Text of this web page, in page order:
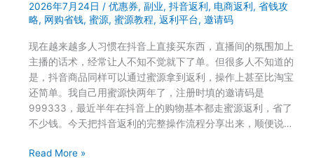
提
现
微
信？
手
把
手
教
2026年7月24日 / 优惠券, 副业, 抖音返利 , 电商返利 , 省钱攻
略, 网购省钱, 蜜源, 蜜源教程, 返利平台, 邀请码
现在越来越多人习惯在抖音上直接买东西，直播间的氛围加上
主播的话术，经常让人不知不觉就下了单。但很多人不知道的
是，抖音商品同样可以通过蜜源拿到返利，操作上甚至比淘宝
还简单。我自己用蜜源快两年了，注册时填的邀请码是
999333，最近半年在抖音上的购物基本都走蜜源返利，省了
不少钱。今天把抖音返利的完整操作流程分享出来，顺便说…
用
Read More »